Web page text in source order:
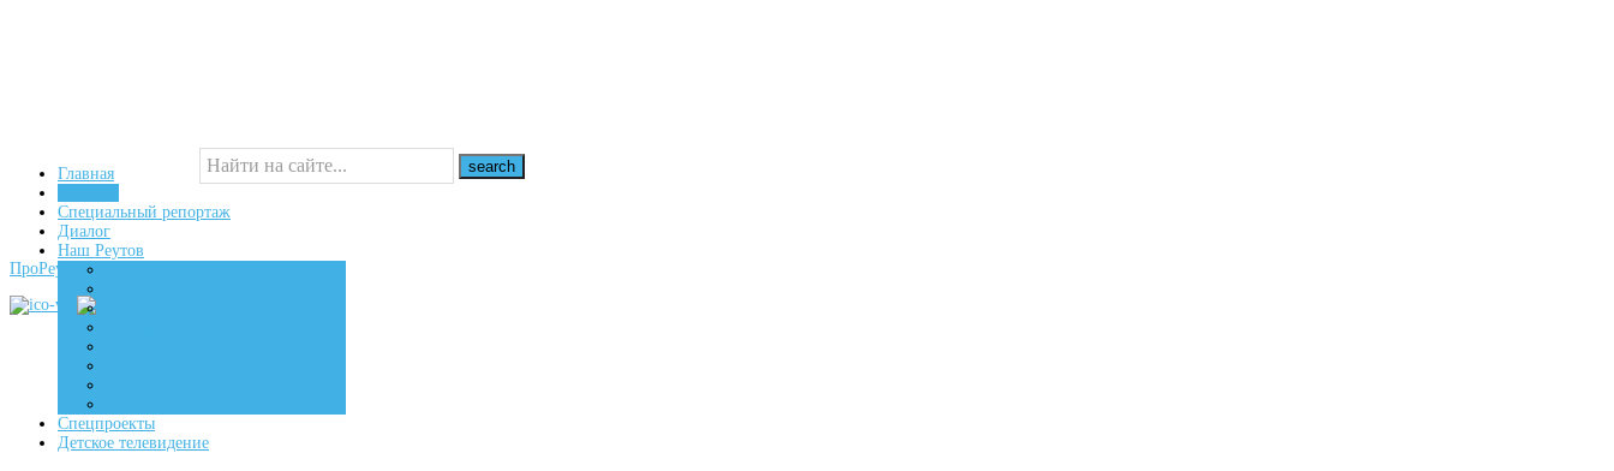
16+
ПроРеутов
Главная
Специальный репортаж
Диалог
Наш Реутов
Спецпроекты
Детское телевидение